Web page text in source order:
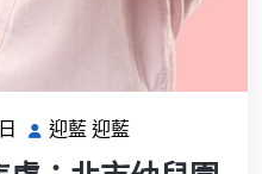
2024
年
迎藍 迎藍
藍